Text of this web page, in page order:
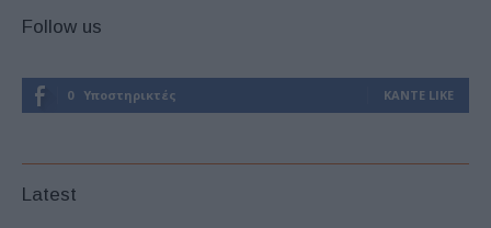
Follow us
0 Υποστηρικτές ΚΆΝΤΕ LIKE
Latest